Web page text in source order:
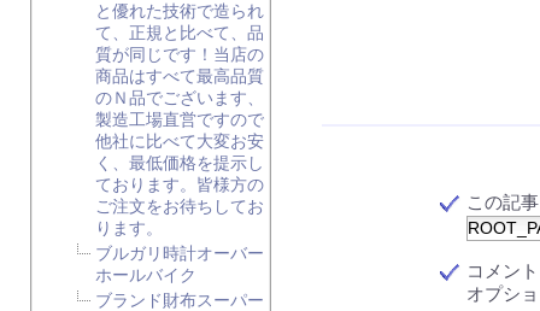
この記
コメン
オプシ
と優れた技術で造られ
て、正規と比べて、品
質が同じです！当店の
商品はすべて最高品質
のＮ品でございます、
製造工場直営ですので
他社に比べて大変お安
く、最低価格を提示し
ております。皆様方の
ご注文をお待ちしてお
ります。
ブルガリ時計オーバー
ホールバイク
ブランド財布スーパー